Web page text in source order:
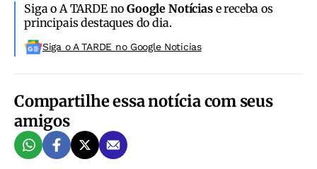
Siga o A TARDE noGoogle Notíciase receba os
principais destaques do dia.
Siga o A TARDE no Google Noticias
Compartilhe essa notícia com seus
amigos